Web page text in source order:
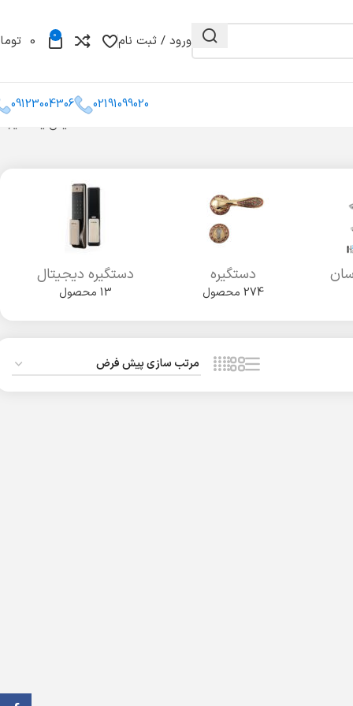
ورود / ثبت نام 0
0
02191099020
09123004306
نمایش یک نتیجه
دستگیره
274 محصول
دستگیره دیجیتال
13 محصول